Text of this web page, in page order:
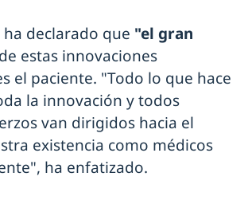
declarado que "el gran
de estas innovaciones
el paciente. "Todo lo que hace
la innovación y todos
van dirigidos hacia el
existencia como médicos
ha enfatizado.